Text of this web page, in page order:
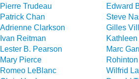
Pierre Trudeau
Edward
Patrick Chan
Steve
Adrienne Clarkson
Gilles
Ivan Reitman
Lester B. Pearson
Marc
Mary Pierce
Romeo LeBlanc
Wilfrid